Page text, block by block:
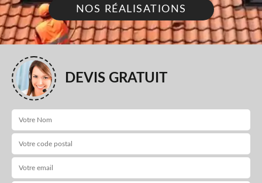
NOS RÉALISATIONS
DEVIS GRATUIT